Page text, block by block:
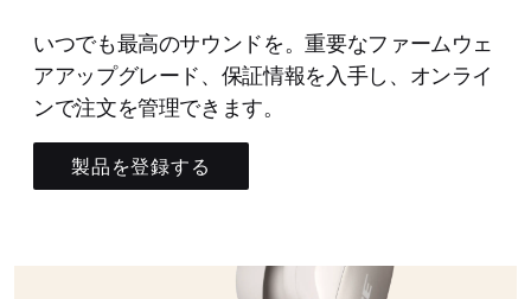
いつでも最高のサウンドを。重要なファームウェ
アアップグレード、保証情報を入手し、オンライ
ンで注文を管理できます。
製品を登録する